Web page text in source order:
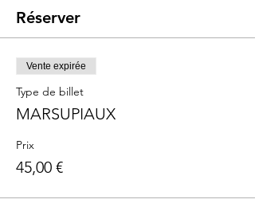
indispensable pour soulager vos bras et
apaiser bébé
➡️ Sommeil : connaissances, outils et
astuces pour endormir bébé et le poser
sans le réveiller
apaiser avec le langage corporel
➡️ les maux de ventre : astuces pour les
➡️ les connaissances en neurosciences pour
Réserver
Vente expirée
Type de billet
MARSUPIAUX
Prix
45,00 €